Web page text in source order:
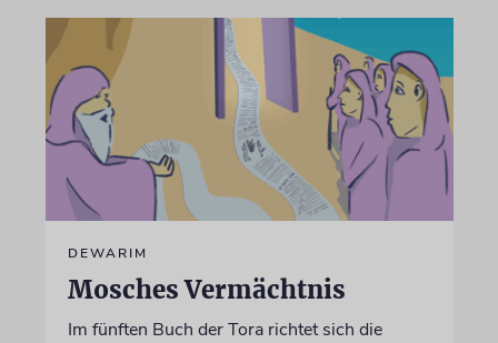
DEWARIM
Mosches Vermächtnis
Im fünften Buch der Tora richtet sich die